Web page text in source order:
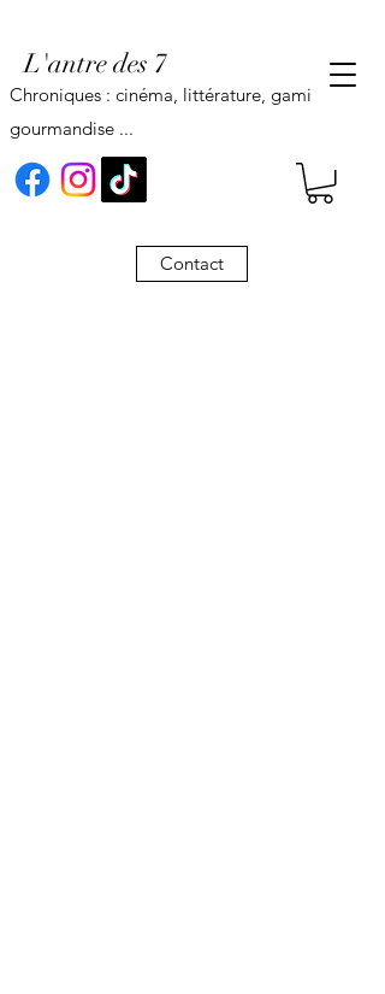
L'antre des 7
Contact
Chroniques : cinéma, littérature, gaming,
gourmandise ...